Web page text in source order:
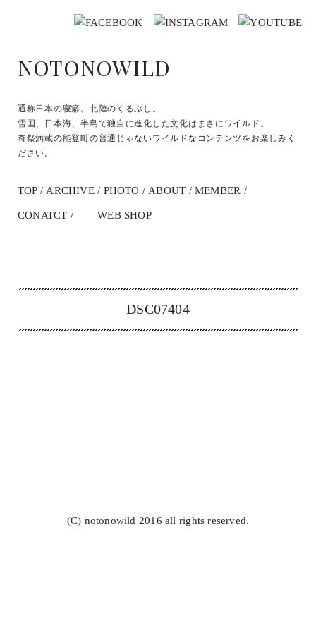
NOTONOWILD
通称日本の寝癖。北陸のくるぶし。
雪国、日本海、半島で独自に進化した文化はまさにワイルド。
奇祭満載の能登町の普通じゃないワイルドなコンテンツをお楽しみく
ださい。
TOP ARCHIVE PHOTO ABOUT MEMBER
CONATCT WEB SHOP
DSC07404
(C) notonowild 2016 all rights reserved.